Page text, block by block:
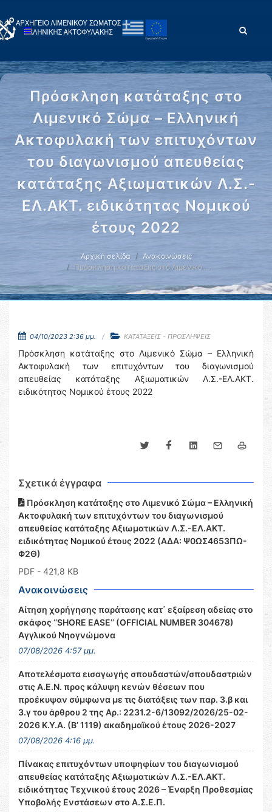
Πρόσκληση κατάταξης στο
Λιμενικό Σώμα – Ελληνική
Ακτοφυλακή των επιτυχόντων
του διαγωνισμού απευθείας
κατάταξης Αξιωματικών Λ.Σ.-
ΕΛ.ΑΚΤ. ειδικότητας Νομικού
έτους 2022
Αρχική σελίδα
Ανακοινώσεις
Πρόσκληση κατάταξης στο Λιμενικό …
04/10/2023 2:36 μμ. ΚΑΤΑΤΑΞΕΙΣ - ΠΡΟΣΛΗΨΕΙΣ
Πρόσκληση κατάταξης στο Λιμενικό Σώμα – Ελληνική
Ακτοφυλακή των επιτυχόντων του διαγωνισμού
απευθείας κατάταξης Αξιωματικών Λ.Σ.-ΕΛ.ΑΚΤ.
ειδικότητας Νομικού έτους 2022
Σχετικά έγγραφα
Πρόσκληση κατάταξης στο Λιμενικό Σώμα – Ελληνική
Ακτοφυλακή των επιτυχόντων του διαγωνισμού
απευθείας κατάταξης Αξιωματικών Λ.Σ.-ΕΛ.ΑΚΤ.
ειδικότητας Νομικού έτους 2022 (ΑΔΑ: Ψ0ΩΣ4653ΠΩ-
Φ2Θ)
PDF - 421,8 KB
Ανακοινώσεις
Αίτηση χορήγησης παράτασης κατ΄ εξαίρεση αδείας στο
σκάφος ‘’SHORE EASE’’ (OFFICIAL NUMBER 304678)
Αγγλικού Νηογνώμονα
07/08/2026 4:57 μμ.
Αποτελέσματα εισαγωγής σπουδαστών/σπουδαστριών
στις Α.Ε.Ν. προς κάλυψη κενών θέσεων που
προέκυψαν σύμφωνα με τις διατάξεις των παρ. 3.β και
3.γ του άρθρου 2 της Αρ.: 2231.2-6/13092/2026/25-02-
2026 Κ.Υ.Α. (Β’ 1119) ακαδημαϊκού έτους 2026-2027
07/08/2026 4:16 μμ.
Πίνακας επιτυχόντων υποψηφίων του διαγωνισμού
απευθείας κατάταξης Αξιωματικών Λ.Σ.-ΕΛ.ΑΚΤ.
ειδικότητας Τεχνικού έτους 2026 – Έναρξη Προθεσμίας
Υποβολής Ενστάσεων στο Α.Σ.Ε.Π.